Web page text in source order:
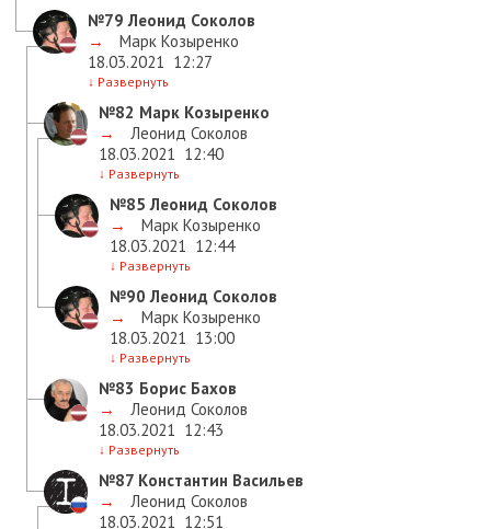
№79 Леонид Соколов
→
Марк Козыренко
18.03.2021 12:27
↓ Развернуть
№82 Марк Козыренко
→
Леонид Соколов
18.03.2021 12:40
↓ Развернуть
№85 Леонид Соколов
→
Марк Козыренко
18.03.2021 12:44
↓ Развернуть
№90 Леонид Соколов
→
Марк Козыренко
18.03.2021 13:00
↓ Развернуть
№83 Борис Бахов
→
Леонид Соколов
18.03.2021 12:43
↓ Развернуть
№87 Константин Васильев
→
Леонид Соколов
18.03.2021 12:51